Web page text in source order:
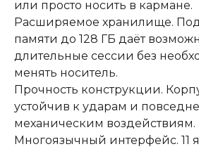
или просто носить в кармане.
Расширяемое хранилище.
памяти до 128 ГБ даёт
длительные сессии без
менять носитель.
Прочность конструкции.
устойчив к ударам и
механическим воздействиям.
Многоязычный интерфейс. 11